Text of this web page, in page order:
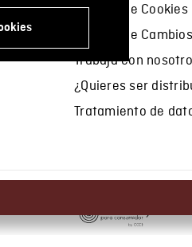
Política de Cookies
Política de
Trabaja con
¿Quieres ser
Tratamiento de